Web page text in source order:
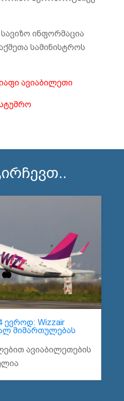
ინფორმაცია
სამინისტროს
ავიაბილეთი
ევროდ: Wizzair
მიმართულებას
ავიაბილეთების